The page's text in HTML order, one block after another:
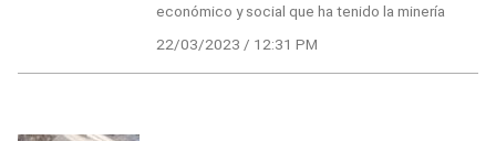
económico y social que ha tenido la minería
22/03/2023 / 12:31 PM